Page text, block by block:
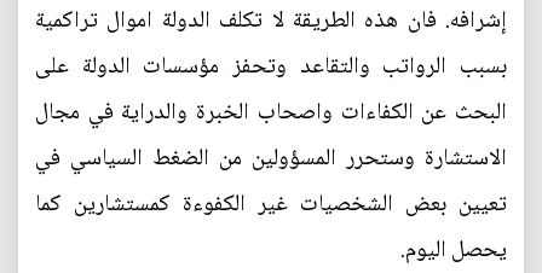
إشرافه. فان هذه الطريقة لا تكلف الدولة اموال تراكمية
بسبب الرواتب والتقاعد وتحفز مؤسسات الدولة على
البحث عن الكفاءات واصحاب الخبرة والدراية في مجال
الاستشارة وستحرر المسؤولين من الضغط السياسي في
تعيين بعض الشخصيات غير الكفوءة كمستشارين كما
يحصل اليوم.